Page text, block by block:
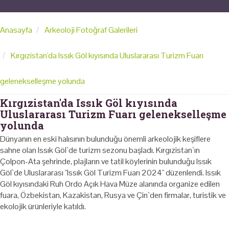
Anasayfa Arkeoloji Fotoğraf Galerileri
Kırgızistan'da Issık Göl kıyısında Uluslararası Turizm Fuarı
gelenekselleşme yolunda
Kırgızistan'da Issık Göl kıyısında
Uluslararası Turizm Fuarı gelenekselleşme
yolunda
Dünyanın en eski halısının bulunduğu önemli arkeolojik keşiflere
sahne olan Issık Göl`de turizm sezonu başladı. Kırgızistan`ın
Çolpon-Ata şehrinde, plajların ve tatil köylerinin bulunduğu Issık
Göl`de Uluslararası "Issık Göl Turizm Fuarı 2024" düzenlendi. Issık
Göl kıyısındaki Ruh Ordo Açık Hava Müze alanında organize edilen
fuara, Özbekistan, Kazakistan, Rusya ve Çin`den firmalar, turistik ve
ekolojik ürünleriyle katıldı.